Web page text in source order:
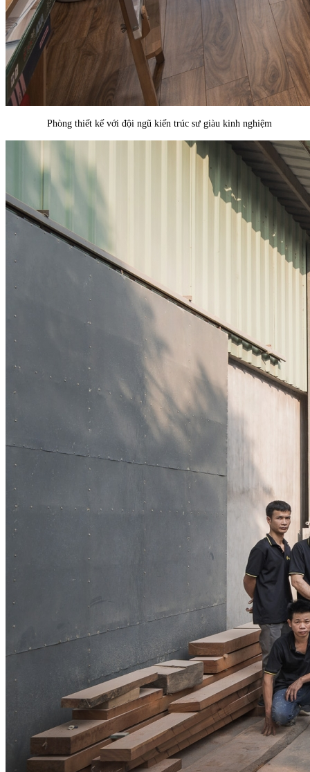
Phòng thiết kế với đội ngũ kiến trúc sư giàu kinh nghiệm